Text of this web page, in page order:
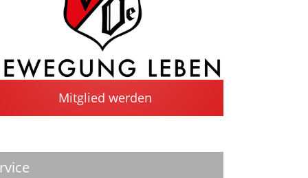
Mitglied werden